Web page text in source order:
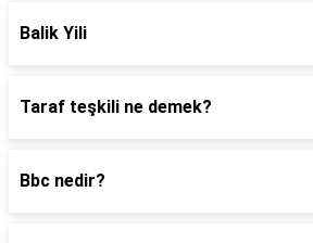
Balik Yili
Taraf teşkili ne demek?
Bbc nedir?